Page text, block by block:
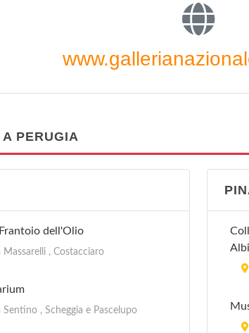
PERUGIA
dell'Olio
Massarelli , Costacciaro
Sentino , Scheggia e Pascelupo